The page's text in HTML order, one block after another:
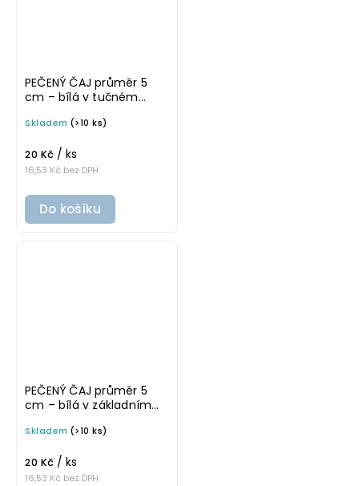
PEČENÝ ČAJ průměr 5
cm – bílá v tučném
samolepka na
Skladem (>10 ks)
16,53 Kč bez DPH
20 Kč / ks
Do košíku
PEČENÝ ČAJ průměr 5
cm – bílá v základním
samolepka na
Skladem (>10 ks)
16,53 Kč bez DPH
20 Kč / ks